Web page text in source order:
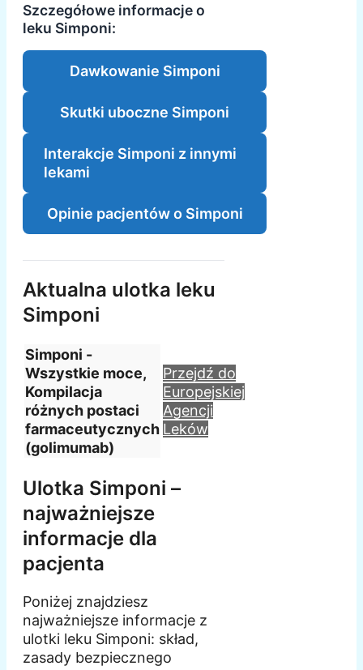
Szczegółowe informacje o
leku Simponi:
Dawkowanie Simponi
Skutki uboczne Simponi
Interakcje Simponi z innymi
lekami
Opinie pacjentów o Simponi
Aktualna ulotka leku
Simponi
Simponi -
Wszystkie moce,
Kompilacja
różnych postaci
farmaceutycznych
(golimumab)
Przejdź do
Europejskiej
Agencji
Leków
Ulotka Simponi –
najważniejsze
informacje dla
pacjenta
Poniżej znajdziesz
najważniejsze informacje z
ulotki leku Simponi: skład,
zasady bezpiecznego